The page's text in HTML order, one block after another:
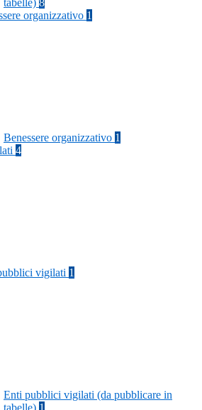
tabelle) 8
organizzativo 1
Benessere organizzativo 1
4
vigilati 1
Enti pubblici vigilati (da pubblicare in